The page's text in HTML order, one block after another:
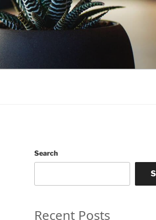
Search
Recent Posts